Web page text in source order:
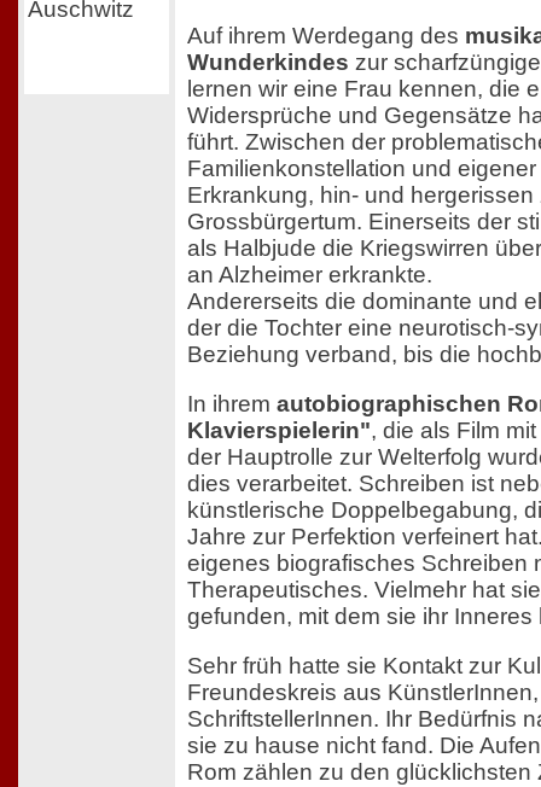
Auf ihrem Werdegang des
Wunderkindes zur
lernen wir eine Frau kennen, die
Widersprüche und Gegensätze
führt. Zwischen der
Familienkonstellation und
Erkrankung, hin- und
Grossbürgertum. Einerseits der
als Halbjude die Kriegswirren
an Alzheimer erkrankte.
Andererseits die dominante und
der die Tochter eine neurotisch-
Beziehung verband, bis die
In ihrem autobiographischen
Klavierspielerin", die als Film mit
der Hauptrolle zur Welterfolg
dies verarbeitet. Schreiben ist
künstlerische Doppelbegabung,
Jahre zur Perfektion verfeinert
eigenes biografisches Schreiben
Therapeutisches. Vielmehr hat
gefunden, mit dem sie ihr
Sehr früh hatte sie Kontakt zur
Freundeskreis aus
SchriftstellerInnen. Ihr Bedürfnis
sie zu hause nicht fand. Die
Rom zählen zu den glücklichsten